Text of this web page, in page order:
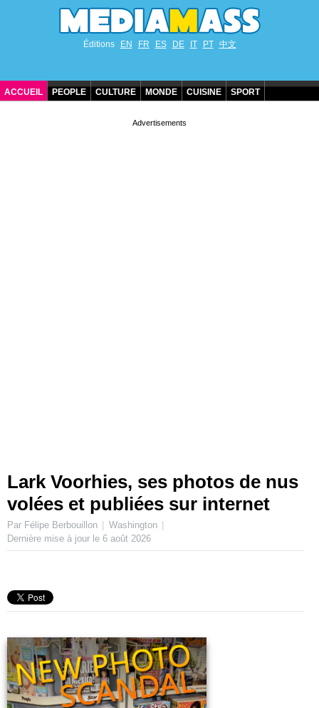
Éditions EN FR ES DE IT PT 中文
ACCUEIL PEOPLE CULTURE MONDE CUISINE SPORT
Lark Voorhies, ses photos de nus
volées et publiées sur internet
Par Félipe Berbouillon
Washington
Dernière mise à jour le 6 août 2026